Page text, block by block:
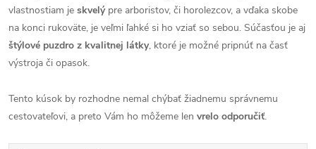
vlastnostiam je skvelýpre arboristov, či horolezcov, a vďaka skobe
na konci rukoväte, je veľmi ľahké si ho vziať so sebou. Súčasťou je aj
štýlové puzdro z kvalitnej látky, ktoré je možné pripnúť na časť
výstroja či opasok.
Tento kúsok by rozhodne nemal chýbať žiadnemu správnemu
cestovateľovi, a preto Vám ho môžeme len vrelo odporučiť.